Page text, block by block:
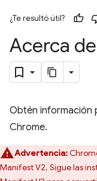
¿Te resultó útil?
Acerca
Obtén información
Chrome.
Advertencia:
Manifest V2. Sigue las